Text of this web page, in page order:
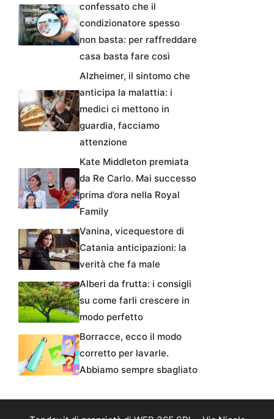
confessato che il
condizionatore spesso
non basta: per raffreddare
casa basta fare così
Alzheimer, il sintomo che
anticipa la malattia: i
medici ci mettono in
guardia, facciamo
attenzione
Kate Middleton premiata
da Re Carlo. Mai successo
prima d’ora nella Royal
Family
Vanina, vicequestore di
Catania anticipazioni: la
verità che fa male
Alberi da frutta: i consigli
su come farli crescere in
modo perfetto
Borracce, ecco il modo
corretto per lavarle.
Abbiamo sempre sbagliato